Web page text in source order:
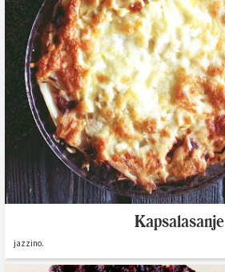
Kapsalasanje
jazzino.